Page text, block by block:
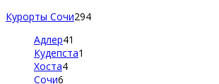
Курорты Сочи294
Адлер41
Кудепста1
Хоста4
Сочи6